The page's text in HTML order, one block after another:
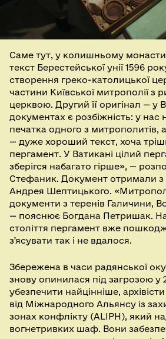
Саме тут, у колишньому
текст Берестейської унії 1596
створення греко-католицької
частини Київської митрополії
церквою. Другий її оригінал — у
документах є розбіжність: у нас
печатка одного з митрополитів,
— дуже хороший текст, хоча
пергамент. У Ватикані цілий
зберігся набагато гірше», —
Стефаник. Документ отримали з
Андрея Шептицького.
документи з теренів Галичини,
— пояснює Богдана Петришак.
століття пергамент вже
зʼясувати так і не вдалося.
Збережена в часи радянської
знову опинилася під загрозою у
убезпечити найцінніше,
від Міжнародного Альянсу із
зонах конфлікту (ALIPH), який
вогнетривких шаф. Вони